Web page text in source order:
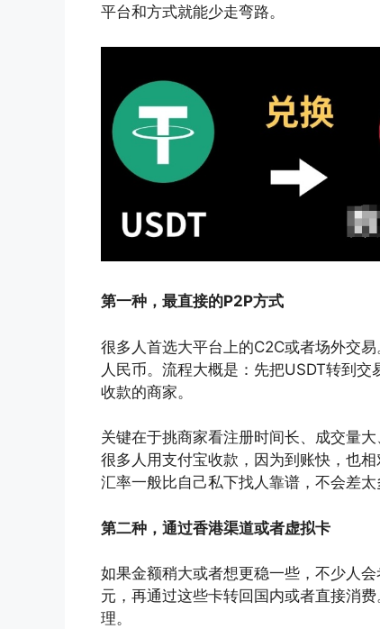
平台和方式就能少走弯路。
第一种，最直接的P2P方式
很多人首选大平台上的C2C或者场外交
人民币。流程大概是：先把USDT转到
收款的商家。
关键在于挑商家看注册时间长、成交量
很多人用支付宝收款，因为到账快，也
汇率一般比自己私下找人靠谱，不会差太
第二种，通过香港渠道或者虚拟卡
如果金额稍大或者想更稳一些，不少人
元，再通过这些卡转回国内或者直接消
理。